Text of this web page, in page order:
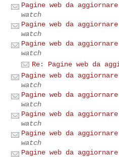
Pagine web da aggiornare
watch
Pagine web da aggiornare
watch
Pagine web da aggiornare
watch
Re: Pagine web da
Pagine web da aggiornare
watch
Pagine web da aggiornare
watch
Pagine web da aggiornare
watch
Pagine web da aggiornare
watch
Pagine web da aggiornare